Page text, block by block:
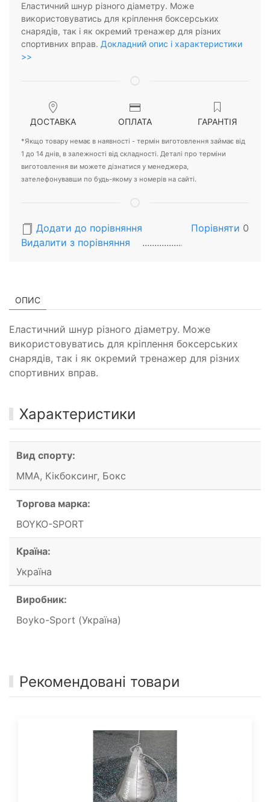
Еластичний шнур різного діаметру. Може
використовуватись для кріплення боксерських
снарядів, так і як окремий тренажер для різних
спортивних вправ. Докладний опис і характеристики
>>
ДОСТАВКА ОПЛАТА ГАРАНТІЯ
*Якщо товару немає в наявності - термін виготовлення займає від
1 до 14 днів, в залежності від складності. Деталі про терміни
виготовлення ви можете дізнатися у менеджера,
зателефонувавши по будь-якому з номерів на сайті.
Додати до порівняння
Видалити з порiвняння
Порівняти 0
ОПИС
Еластичний шнур різного діаметру. Може
використовуватись для кріплення боксерських
снарядів, так і як окремий тренажер для різних
спортивних вправ.
Характеристики
Вид спорту:
ММА, Кікбоксинг, Бокс
Торгова марка:
BOYKO-SPORT
Країна:
Україна
Виробник:
Boyko-Sport (Україна)
Рекомендовані товари